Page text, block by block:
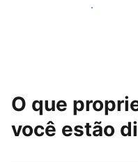
Alcançar novos
O que
você estão